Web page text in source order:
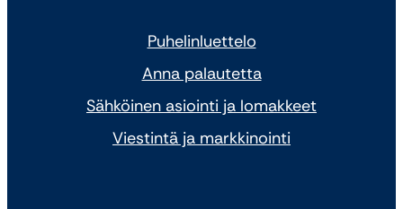
Puhelinluettelo
Anna palautetta
Sähköinen asiointi ja lomakkeet
Viestintä ja markkinointi